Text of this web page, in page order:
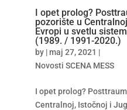
I opet prolog?
pozorište u
Evropi u svetlu
(1989. / 1991-2020.)
by |maj 27, 2021 |
Novosti SCENA MESS
I opet prolog?
Centralnoj, Istočnoj i